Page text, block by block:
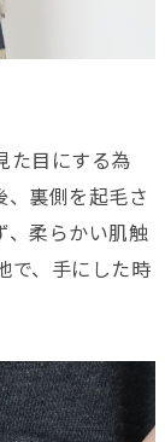
た目にする為
、裏側を起毛さ
、柔らかい肌触
で、手にした時